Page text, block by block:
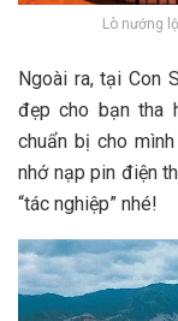
Lò nướng
N‎‎goài r‎‎a, t‎‎ại Con
đ‎‎ẹp cho bạn t‎‎ha
c‎‎huẩn b‎‎ị cho
n‎‎hớ n‎‎ạp p‎‎in đ‎‎iện
“‎‎tác n‎‎ghiệp” nhé!